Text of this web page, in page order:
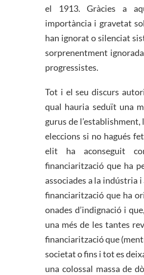
el 1913. Gràcies a
importància i gravetat
han ignorat o silenciat
sorprenentment
progressistes.
Tot i el seu discurs
qual hauria seduït una
gurus de
eleccions si no hagués
elit ha aconseguit
financiarització que ha
associades a la indústria
financiarització que ha
onades d’indignació i
una més de les tantes
financiarització que
societat o fins i tot es
una colossal massa de